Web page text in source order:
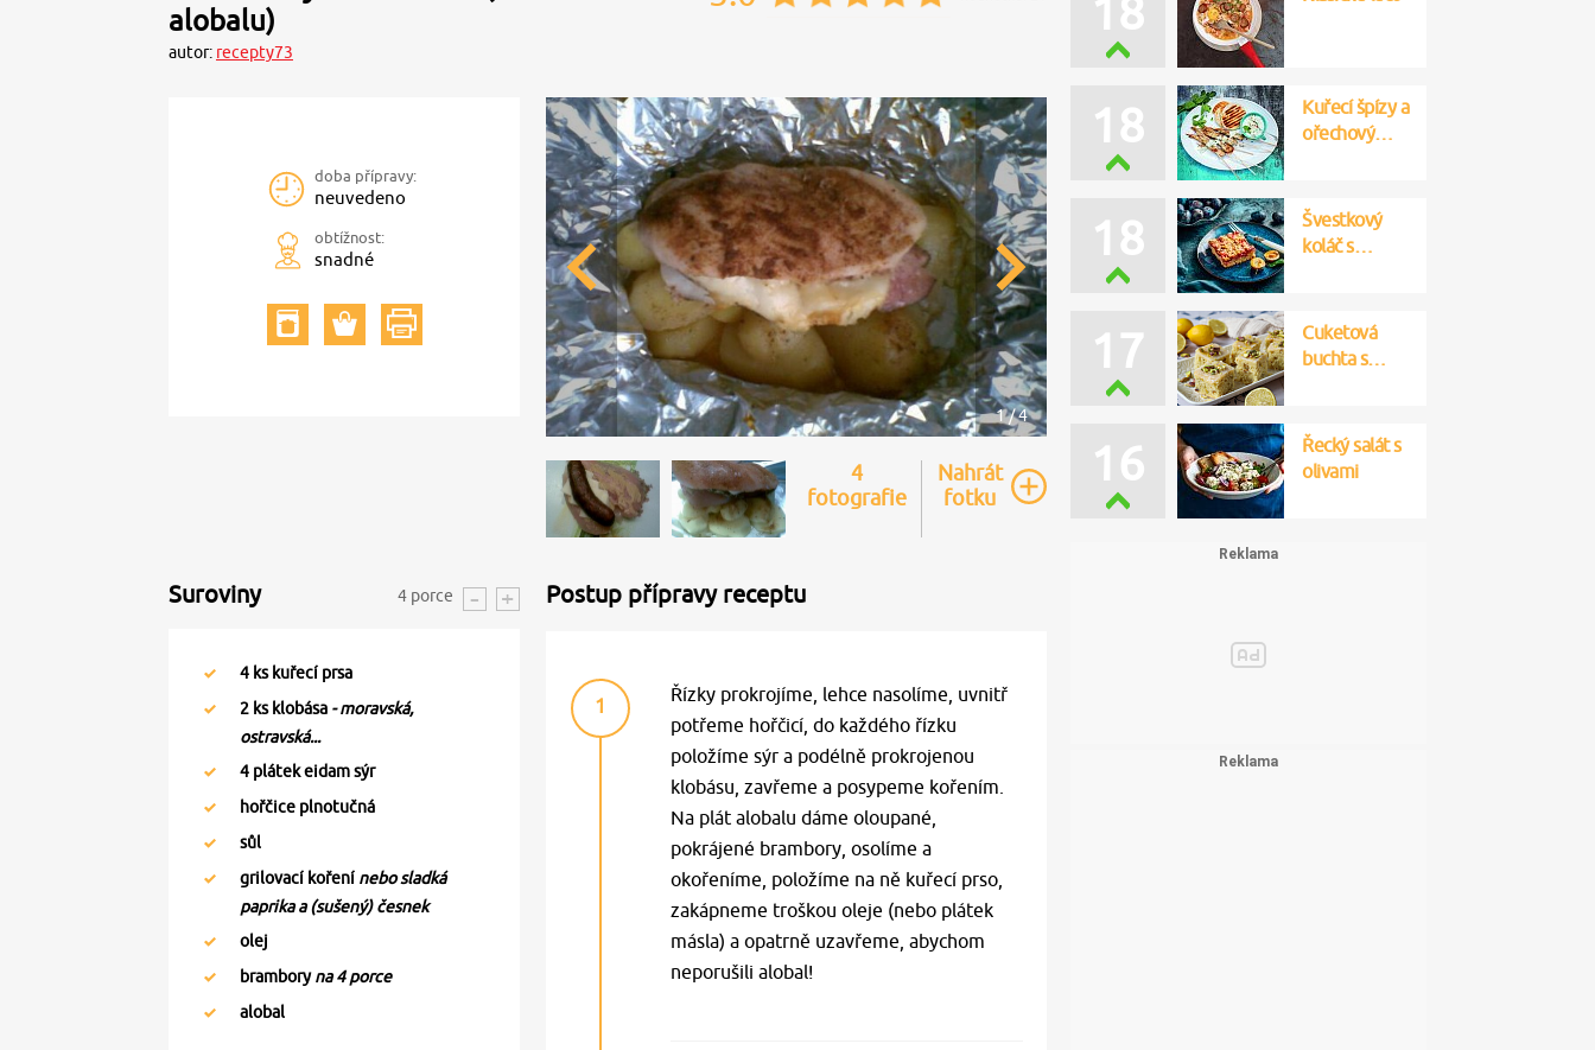
alobalu)
autor: recepty73
doba přípravy:
neuvedeno
obtížnost:
snadné
1 / 4
4
fotografie
Nahrát
fotku
Suroviny 4 porce
4 ks kuřecí prsa
2 ks klobása - moravská,
ostravská...
4 plátek eidam sýr
hořčice plnotučná
sůl
grilovací koření nebo sladká
paprika a (sušený) česnek
olej
bramboryna 4 porce
alobal
Postup přípravy receptu
1
Řízky prokrojíme, lehce nasolíme, uvnitř
potřeme hořčicí, do každého řízku
položíme sýr a podélně prokrojenou
klobásu, zavřeme a posypeme kořením.
Na plát alobalu dáme oloupané,
pokrájené brambory, osolíme a
okořeníme, položíme na ně kuřecí prso,
zakápneme troškou oleje (nebo plátek
másla) a opatrně uzavřeme, abychom
neporušili alobal!
18
18
Kuřecí špízy a
ořechový…
17
Cuketová
buchta s…
18
Švestkový
koláč s…
16
Řecký salát s
olivami